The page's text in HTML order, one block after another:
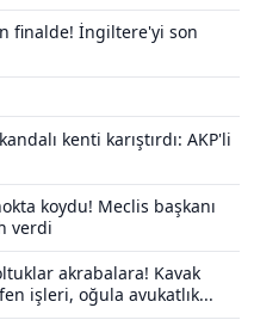
finalde! İngiltere'yi son
kenti karıştırdı: AKP'li
koydu! Meclis başkanı
verdi
akrabalara! Kavak
işleri, oğula avukatlık...